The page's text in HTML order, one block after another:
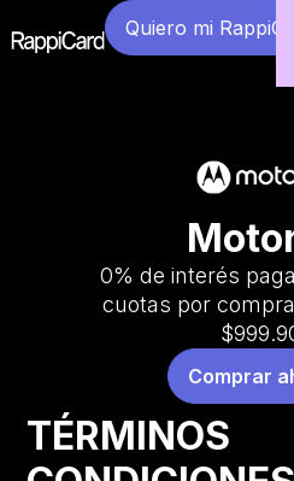
Quiero mi
0% de interés
cuotas por
Comprar